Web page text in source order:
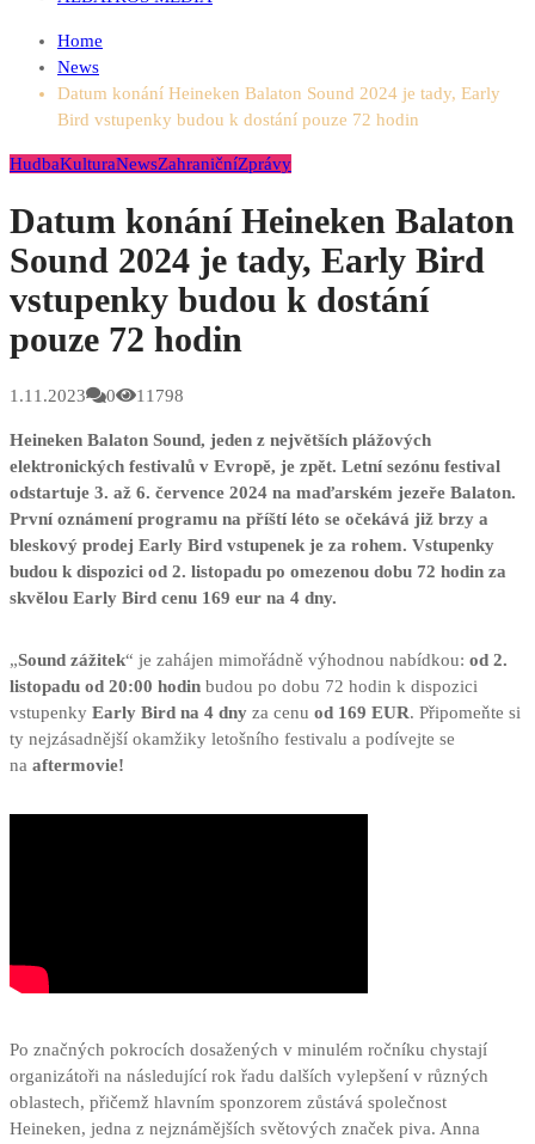
Home
News
Datum konání Heineken Balaton Sound 2024 je tady, Early
Bird vstupenky budou k dostání pouze 72 hodin
HudbaKulturaNewsZahraničníZprávy
Datum konání Heineken Balaton
Sound 2024 je tady, Early Bird
vstupenky budou k dostání
pouze 72 hodin
1.11.2023 0 11798
Heineken Balaton Sound, jeden z největších plážových
elektronických festivalů v Evropě, je zpět. Letní sezónu festival
odstartuje 3. až 6. července 2024 na maďarském jezeře Balaton.
První oznámení programu na příští léto se očekává již brzy a
bleskový prodej Early Bird vstupenek je za rohem. Vstupenky
budou k dispozici od 2. listopadu po omezenou dobu 72 hodin za
skvělou Early Bird cenu 169 eur na 4 dny.
„Sound zážitek“ je zahájen mimořádně výhodnou nabídkou: od 2.
listopadu od 20:00 hodin budou po dobu 72 hodin k dispozici
vstupenky Early Bird na 4 dny za cenu od 169 EUR. Připomeňte si
ty nejzásadnější okamžiky letošního festivalu a podívejte se
na aftermovie!
Po značných pokrocích dosažených v minulém ročníku chystají
organizátoři na následující rok řadu dalších vylepšení v různých
oblastech, přičemž hlavním sponzorem zůstává společnost
Heineken, jedna z nejznámějších světových značek piva. Anna